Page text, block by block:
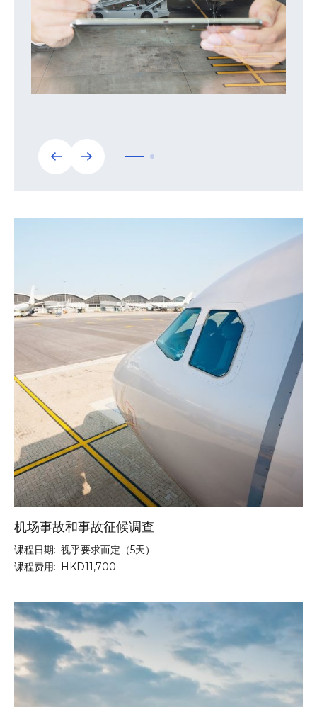
机场事故和事故征候调查
课程日期: 视乎要求而定（5天）
课程费用: HKD11,700